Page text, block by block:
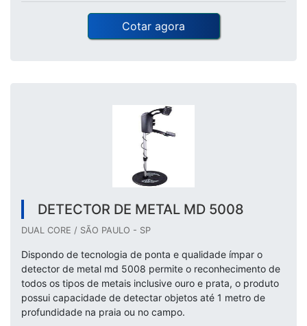
Cotar agora
DETECTOR DE METAL MD 5008
DUAL CORE / SÃO PAULO - SP
Dispondo de tecnologia de ponta e qualidade ímpar o
detector de metal md 5008 permite o reconhecimento de
todos os tipos de metais inclusive ouro e prata, o produto
possui capacidade de detectar objetos até 1 metro de
profundidade na praia ou no campo.